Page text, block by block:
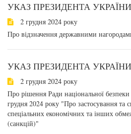
УКАЗ ПРЕЗИДЕНТА УКРАЇНИ
2 грудня 2024 року
Про відзначення державними
УКАЗ ПРЕЗИДЕНТА УКРАЇНИ
2 грудня 2024 року
Про рішення Ради національної
грудня 2024 року "Про застосування та
спеціальних економічних та інших
(санкцій)"